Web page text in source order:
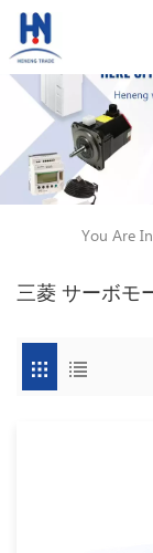
You Are
三菱 サーボモ